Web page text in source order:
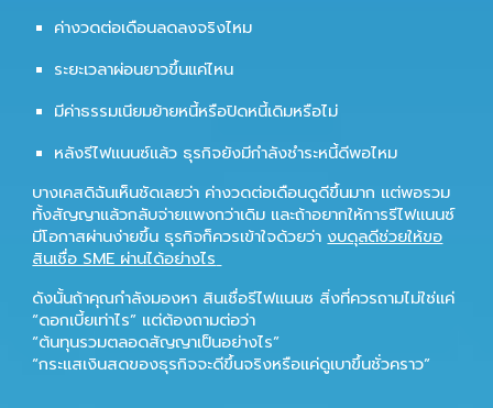
ค่างวดต่อเดือนลดลงจริงไหม
ระยะเวลาผ่อนยาวขึ้นแค่ไหน
มีค่าธรรมเนียมย้ายหนี้หรือปิดหนี้เดิมหรือไม่
หลังรีไฟแนนซ์แล้ว ธุรกิจยังมีกำลังชำระหนี้ดีพอไหม
บางเคสดิฉันเห็นชัดเลยว่า ค่างวดต่อเดือนดูดีขึ้นมาก แต่พอรวม
ทั้งสัญญาแล้วกลับจ่ายแพงกว่าเดิม และถ้าอยากให้การรีไฟแนนซ์
มีโอกาสผ่านง่ายขึ้น ธุรกิจก็ควรเข้าใจด้วยว่า งบดุลดีช่วยให้ขอ
สินเชื่อ SME ผ่านได้อย่างไร
ดังนั้นถ้าคุณกำลังมองหา สินเชื่อรีไฟแนนซ สิ่งที่ควรถามไม่ใช่แค่
“ดอกเบี้ยเท่าไร” แต่ต้องถามต่อว่า
“ต้นทุนรวมตลอดสัญญาเป็นอย่างไร”
“กระแสเงินสดของธุรกิจจะดีขึ้นจริงหรือแค่ดูเบาขึ้นชั่วคราว”